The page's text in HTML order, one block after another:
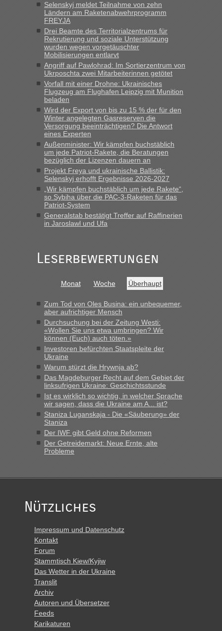
Anfrage. Ich möchte 4 Umzugskartons mit gebrauchter
Straßen Kleidung bei der Einreise in die Ukraine
mitnehmen. Es ist gebrauchte Kleidung...“
Berichte und Reisetipps • Re: An welchem
Grenzübergang zwischen Polen und der Ukraine geht es am
schnellsten?
„Wir sind mit unserem Wohnmobil, wie geplant am Montag
15.6. in Krakovets rüber. Sehr zeitig los gegen 5 Uhr in der
Früh. Mit sehr sehr wenig Verkehr, super bis zur Grenze. Nur
8 PKW vor der Schranke....“
Berichte und Reisetipps • Re: An welchem
Grenzübergang zwischen Polen und der Ukraine geht es am
schnellsten?
„Gestern 6 Stunden warten vor der Grenze Richtung Polen
in Krakowez mit dem Kleinbus. Abfertigung ging dann
schnell da auch Passagiere mit EU-Pass dabei waren“
Bernd D-UAinBerichte und Reisetipps • Re: An welchem
Grenzübergang zwischen Polen und der Ukraine geht es am
schnellsten?
„Bin am Montag 15.6.26 um 8 Uhr in Urgyniw ausgereist,
Minuten wurde dann die nächste Welle...“
Berichte und Reisetipps • Re: An welchem
Grenzübergang zwischen Polen und der Ukraine geht es am
„Derzeit, ist es überall sehr voll an den Grenzen Ukraine/
Polen. Zb. Krakovets 100 PKW ca. 10 h Wartezeit. Wollen
Montag rüber, versuchen es sehr früh.“
Selenskyj meldet Teilnahme von zehn
Ländern am Raketenabwehrprogramm
FREYJA
Drei Beamte des Territorialzentrums für
Rekrutierung und soziale Unterstützung
wurden wegen vorgetäuschter
Mobilisierungen entlarvt
Angriff auf Pawlohrad: Im Sortierzentrum von
Ukrposchta zwei Mitarbeiterinnen getötet
Vorfall mit einer Drohne: Ukrainisches
Flugzeug am Flughafen Leipzig mit Munition
beladen
Wird der Export von bis zu 15 % der für den
Winter angelegten Gasreserven die
Versorgung beeinträchtigen? Die Antwort
eines Experten
Außenminister: Wir kämpfen buchstäblich
um jede Patriot-Rakete, die Beratungen
bezüglich der Lizenzen dauern an
Projekt Freya und ukrainische Ballistik:
Selenskyj erhofft Ergebnisse 2026-2027
„Wir kämpfen buchstäblich um jede Rakete“,
so Sybiha über die PAC-3-Raketen für das
Patriot-System
Generalstab bestätigt Treffer auf Raffinerien
in Jaroslawl und Ufa
Leserbewertungen
Monat Woche Überhaupt
Zum Tod von Oles Busina: ein unbequemer,
aber aufrichtiger Mensch
Durchsuchung bei der Zeitung Westi:
«Wollen Sie uns etwa umbringen? Wir
können (Euch) auch töten.»
Investoren befürchten Staatspleite der
Ukraine
Warum stürzt die Hrywnja ab?
Das Magdeburger Recht auf dem Gebiet der
linksufrigen Ukraine: Geschichtsstunde
Ist es wirklich so wichtig, in welcher Sprache
wir sagen, dass die Ukraine am A... ist?
Staniza Luganskaja - Die «Säuberung» der
Staniza
Der IWF gibt Geld ohne Reformen
Der Getreidemarkt: Neue Ernte, alte
Probleme
Nützliches
Impressum und Datenschutz
Kontakt
Forum
Stammtisch Kiew/Kyjiw
Das Wetter in der Ukraine
Translit
Archiv
Autoren und Übersetzer
Feeds
Karikaturen